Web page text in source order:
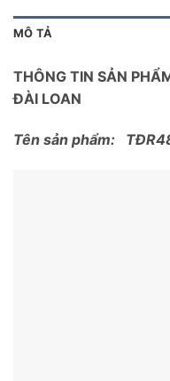
MÔ TẢ
THÔNG TIN SẢN
ĐÀI LOAN
Tên sản phẩm: